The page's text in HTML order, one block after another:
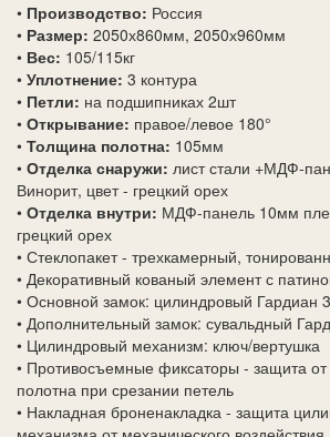
• Производство: Россия
• Размер: 2050х860мм, 2050х960мм
• Вес: 105/115кг
• Уплотнение: 3 контура
• Петли: на подшипниках 2шт
• Открывание: правое/левое 180°
• Толщина полотна: 105мм
• Отделка снаружи: лист стали +МДФ-
Винорит, цвет - грецкий орех
• Отделка внутри: МДФ-панель 10мм
грецкий орех
• Стеклопакет - трехкамерный,
• Декоративный кованый элемент с
• Основной замок: цилиндровый Гардиан
• Дополнительный замок: сувальдный
• Цилиндровый механизм: ключ/вертушка
• Противосъемные фиксаторы - защита от
полотна при срезании петель
• Накладная броненакладка - защита